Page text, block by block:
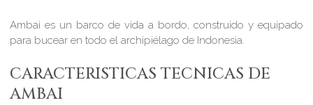
Ambai es un barco de vida a bordo, construido y equipado
para bucear en todo el archipiélago de Indonesia.
CARACTERISTICAS TECNICAS DE
AMBAI